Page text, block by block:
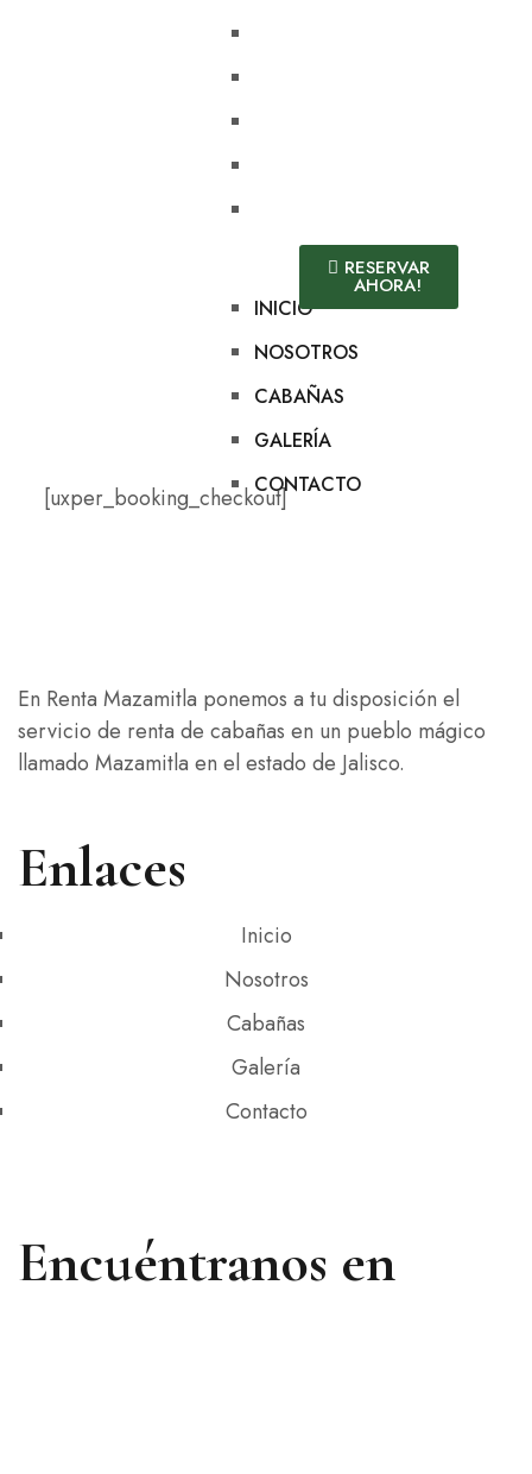
INICIO
NOSOTROS
CABAÑAS
GALERÍA
CONTACTO
RESERVAR
AHORA!
[uxper_booking_checkout]
En Renta Mazamitla ponemos a tu disposición el
servicio de renta de cabañas en un pueblo mágico
llamado Mazamitla en el estado de Jalisco.
Enlaces
Inicio
Nosotros
Cabañas
Galería
Contacto
Encuéntranos en